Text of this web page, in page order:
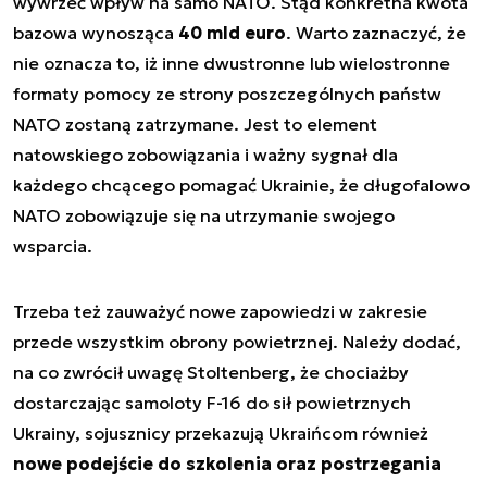
bazowa wynosząca 40 mld euro. Warto zaznaczyć, że
nie oznacza to, iż inne dwustronne lub wielostronne
formaty pomocy ze strony poszczególnych państw
NATO zostaną zatrzymane. Jest to element
natowskiego zobowiązania i ważny sygnał dla
każdego chcącego pomagać Ukrainie, że długofalowo
NATO zobowiązuje się na utrzymanie swojego
wsparcia.
Trzeba też zauważyć nowe zapowiedzi w zakresie
przede wszystkim obrony powietrznej. Należy dodać,
na co zwrócił uwagę Stoltenberg, że chociażby
dostarczając samoloty F-16 do sił powietrznych
Ukrainy, sojusznicy przekazują Ukraińcom również
nowe podejście do szkolenia oraz postrzegania